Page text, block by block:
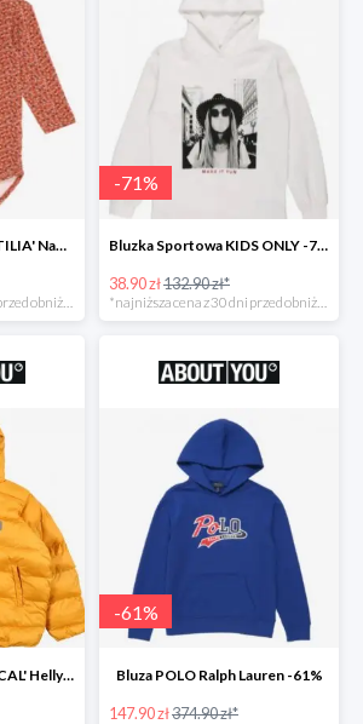
Śpiochy/body 'NBFOTILIA' Name It -62%
*najniższa cena z 30 dni przed obniżką
-71%
Bluzka Sportowa KIDS ONLY -71%
38.90 zł132.90 zł*
*najniższa cena z 30 dni przed obniżką
Kurtka zimowa 'RADICAL' Helly Hansen -61%
-61%
Bluza POLO Ralph Lauren -61%
147.90 zł374.90 zł*